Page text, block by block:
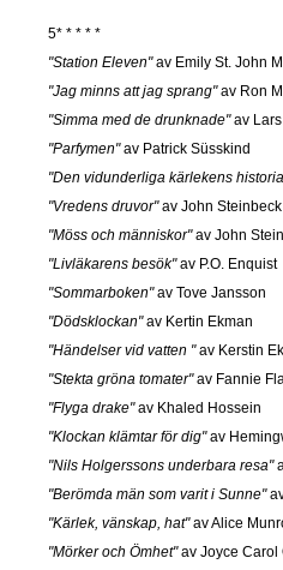
5* * * * *
"Station Eleven"av Emily St. John
"Jag minns att jag sprang"av Ron
"Simma med de drunknade"av Lars
"Parfymen"av Patrick Süsskind
"Den vidunderliga kärlekens
"Vredens druvor"av John Steinbeck
"Möss och människor"av John
"Livläkarens besök"av P.O. Enquist
"Sommarboken"av Tove Jansson
"Dödsklockan"av Kertin Ekman
"Händelser vid vatten "av Kerstin
"Stekta gröna tomater"av Fannie
"Flyga drake"av Khaled Hossein
"Klockan klämtar för dig"av
"Nils Holgerssons underbara resa"
"Berömda män som varit i Sunne"
"Kärlek, vänskap, hat"av Alice
"Mörker och Ömhet"av Joyce Carol